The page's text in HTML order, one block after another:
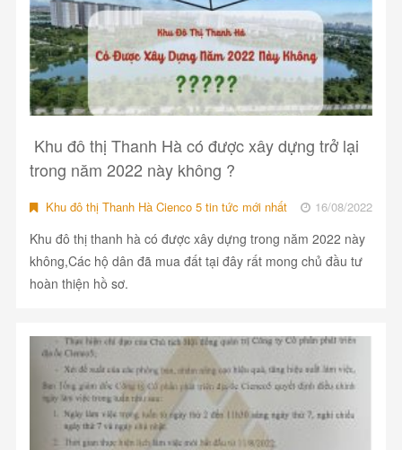
Khu đô thị Thanh Hà có được xây dựng trở lại
trong năm 2022 này không ?
Khu đô thị Thanh Hà Cienco 5 tin tức mới nhất 16/08/2022
Khu đô thị thanh hà có được xây dựng trong năm 2022 này
không,Các hộ dân đã mua đất tại đây rất mong chủ đầu tư
hoàn thiện hồ sơ.